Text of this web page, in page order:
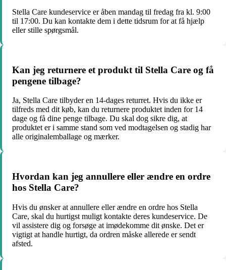
Stella Care kundeservice er åben mandag til fredag fra kl. 9:00
til 17:00. Du kan kontakte dem i dette tidsrum for at få hjælp
eller stille spørgsmål.
Kan jeg returnere et produkt til Stella Care og få
pengene tilbage?
Ja, Stella Care tilbyder en 14-dages returret. Hvis du ikke er
tilfreds med dit køb, kan du returnere produktet inden for 14
dage og få dine penge tilbage. Du skal dog sikre dig, at
produktet er i samme stand som ved modtagelsen og stadig har
alle originalemballage og mærker.
Hvordan kan jeg annullere eller ændre en ordre
hos Stella Care?
Hvis du ønsker at annullere eller ændre en ordre hos Stella
Care, skal du hurtigst muligt kontakte deres kundeservice. De
vil assistere dig og forsøge at imødekomme dit ønske. Det er
vigtigt at handle hurtigt, da ordren måske allerede er sendt
afsted.